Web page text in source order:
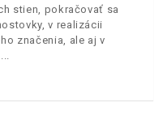
stien, pokračovať sa
v realizácii
značenia, ale aj v